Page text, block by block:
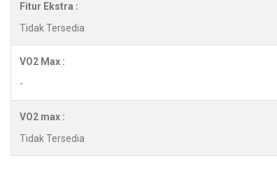
Fitur Ekstra :
Tidak Tersedia
VO2 Max :
-
VO2 max :
Tidak Tersedia